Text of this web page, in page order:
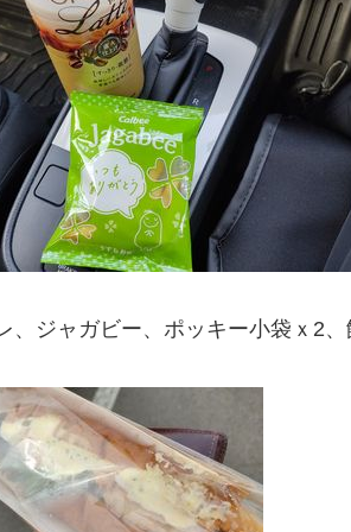
、ジャガビー、ポッキー小袋ｘ2